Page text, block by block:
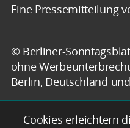
Eine Pressemitteilung
© Berliner-
ohne
Berlin, Deutschland
Cookies erleichtern